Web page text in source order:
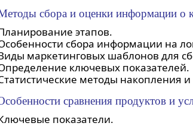
сбора и оценки информации о
этапов.
сбора информации на
маркетинговых шаблонов для
ключевых показателей.
методы накопления
сравнения продуктов и
показатели.